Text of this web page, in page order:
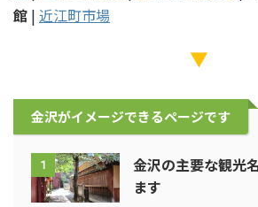
館 | 近江町市場
▼
金沢がイメージできるページです
1
金沢の主要な観光
ます